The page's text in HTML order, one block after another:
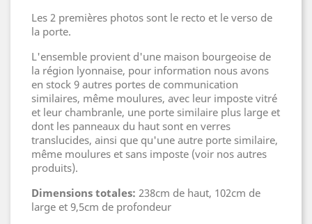
Les 2 premières photos sont le recto et le verso de
la porte.
L'ensemble provient d'une maison bourgeoise de
la région lyonnaise, pour information nous avons
en stock 9 autres portes de communication
similaires, même moulures, avec leur imposte vitré
et leur chambranle, une porte similaire plus large et
dont les panneaux du haut sont en verres
translucides, ainsi que qu'une autre porte similaire,
même moulures et sans imposte (voir nos autres
produits).
Dimensions totales: 238cm de haut, 102cm de
large et 9,5cm de profondeur